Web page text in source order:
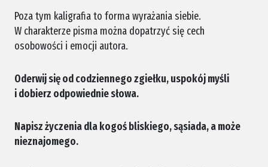
Poza tym kaligrafia to forma wyrażania siebie.
W charakterze pisma można dopatrzyć się cech
osobowości i emocji autora.
Oderwij się od codziennego zgiełku, uspokój myśli
i dobierz odpowiednie słowa.
Napisz życzenia dla kogoś bliskiego, sąsiada, a może
nieznajomego.